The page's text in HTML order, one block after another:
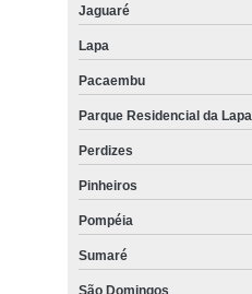
Jaguaré
Lapa
Pacaembu
Parque Residencial da Lapa
Perdizes
Pinheiros
Pompéia
Sumaré
São Domingos